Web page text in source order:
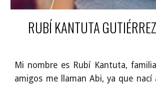
RUBÍ KANTUTA
Mi nombre es Rubí Kantuta,
amigos me llaman Abi, ya que nací